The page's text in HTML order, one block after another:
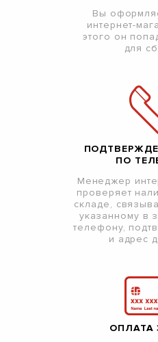
Вы
интернет-
этого он
для
ПО
Менеджер
проверяет
складе,
указанному в
телефону,
и адрес
ОПЛАТА